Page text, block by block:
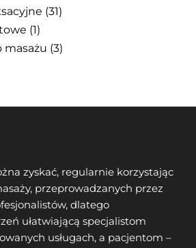
(31)
(1)
masażu (3)
zyskać, regularnie korzystając
przeprowadzanych przez
dlatego
ułatwiającą specjalistom
usługach, a pacjentom –